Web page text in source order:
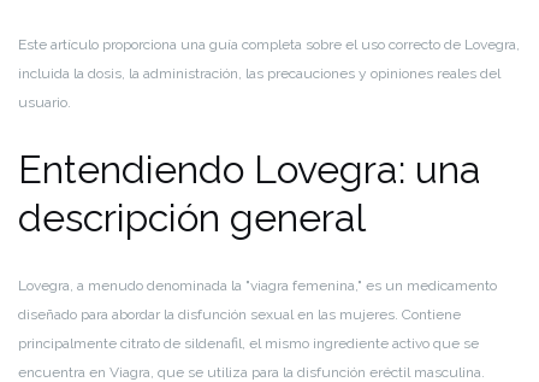
Este artículo proporciona una guía completa sobre el uso correcto de Lovegra,
incluida la dosis, la administración, las precauciones y opiniones reales del
usuario.
Entendiendo Lovegra: una
descripción general
Lovegra, a menudo denominada la "viagra femenina," es un medicamento
diseñado para abordar la disfunción sexual en las mujeres. Contiene
principalmente citrato de sildenafil, el mismo ingrediente activo que se
encuentra en Viagra, que se utiliza para la disfunción eréctil masculina.